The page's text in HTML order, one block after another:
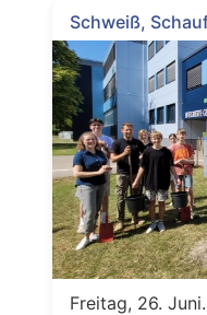
Schweiß,
Freitag, 26.